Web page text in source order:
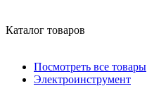
Каталог товаров
Посмотреть все товары
Электроинструмент